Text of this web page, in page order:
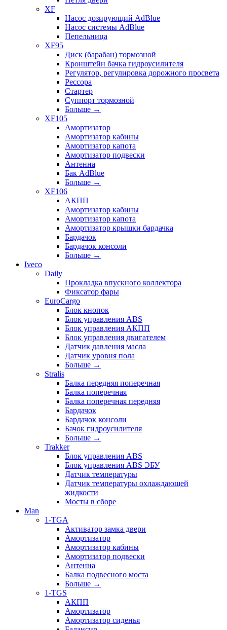
XF
Насос дозирующий AdBlue
Насос системы AdBlue
Пепельница
XF95
Диск (барабан) тормозной
Кронштейн бачка гидроусилителя
Регулятор, регулировка дорожного просвета
Рессора
Стартер
Суппорт тормозной
Больше →
XF105
Амортизатор
Амортизатор кабины
Амортизатор капота
Амортизатор подвески
Антенна
Бак AdBlue
Больше →
XF106
АКПП
Амортизатор кабины
Амортизатор капота
Амортизатор крышки бардачка
Бардачок
Бардачок консоли
Больше →
Iveco
Daily
Прокладка впускного коллектора
Фиксатор фары
EuroCargo
Блок кнопок
Блок управления ABS
Блок управления АКПП
Блок управления двигателем
Датчик давления масла
Датчик уровня пола
Больше →
Stralis
Балка передняя поперечная
Балка поперечная
Балка поперечная передняя
Бардачок
Бардачок консоли
Бачок гидроусилителя
Больше →
Trakker
Блок управления ABS
Блок управления ABS ЭБУ
Датчик температуры
Датчик температуры охлаждающей
жидкости
Мосты в сборе
Man
1-TGA
Активатор замка двери
Амортизатор
Амортизатор кабины
Амортизатор подвески
Антенна
Балка подвесного моста
Больше →
1-TGS
АКПП
Амортизатор
Амортизатор сиденья